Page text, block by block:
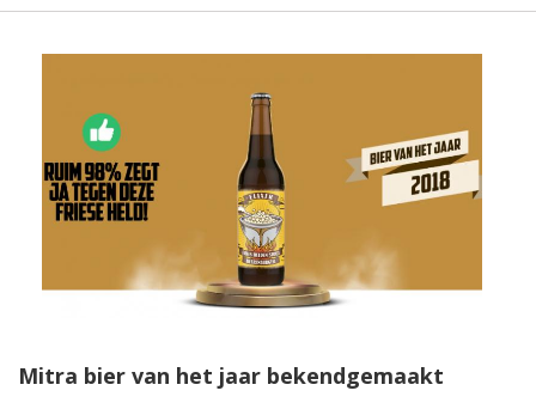
Mitra bier van het jaar bekendgemaakt